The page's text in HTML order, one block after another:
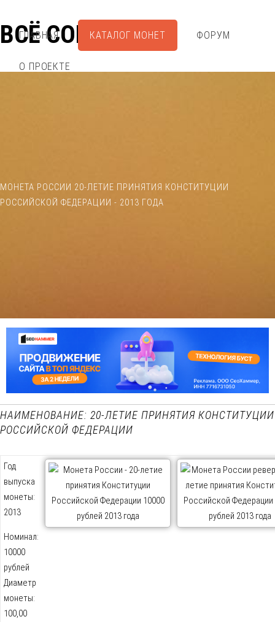
ВСЁ СОБРАЛ
ГЛАВНАЯ КАТАЛОГ МОНЕТ ФОРУМ
О ПРОЕКТЕ
МОНЕТА РОССИИ 20-ЛЕТИЕ ПРИНЯТИЯ КОНСТИТУЦИИ
РОССИЙСКОЙ ФЕДЕРАЦИИ - 2013 ГОДА
НАИМЕНОВАНИЕ: 20-ЛЕТИЕ ПРИНЯТИЯ КОНСТИТУЦИИ
РОССИЙСКОЙ ФЕДЕРАЦИИ
Год
выпуска
монеты:
2013
Номинал:
10000
рублей
Диаметр
монеты:
100,00